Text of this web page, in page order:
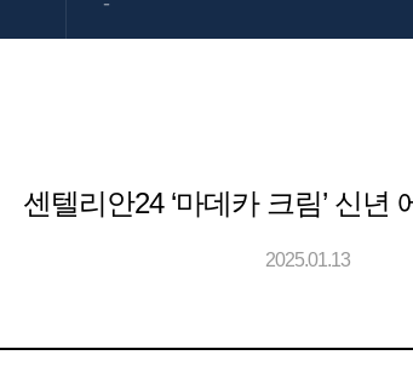
센텔리안24 ‘마데카 크림’ 신년
2025.01.13